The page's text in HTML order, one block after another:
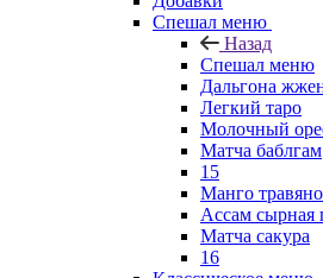
Спешал меню
Назад
Спешал меню
Дальгона
Легкий таро
Молочный
Матча баблгам
15
Манго
Ассам сырная
Матча сакура
16